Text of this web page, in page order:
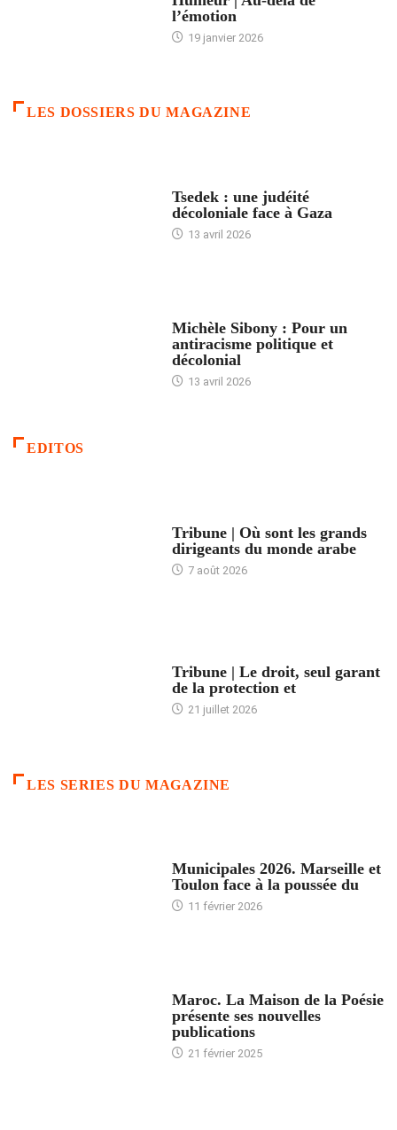
l’émotion
19 janvier 2026
LES DOSSIERS DU MAGAZINE
Tsedek : une judéité
décoloniale face à Gaza
13 avril 2026
Michèle Sibony : Pour un
antiracisme politique et
décolonial
13 avril 2026
EDITOS
Tribune | Où sont les grands
dirigeants du monde arabe
7 août 2026
Tribune | Le droit, seul garant
de la protection et
21 juillet 2026
LES SERIES DU MAGAZINE
Municipales 2026. Marseille et
Toulon face à la poussée du
11 février 2026
Maroc. La Maison de la Poésie
présente ses nouvelles
publications
21 février 2025